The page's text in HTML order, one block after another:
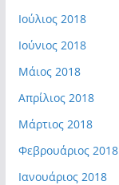
Ιούλιος 2018
Ιούνιος 2018
Μάιος 2018
Απρίλιος 2018
Μάρτιος 2018
Φεβρουάριος 2018
Ιανουάριος 2018